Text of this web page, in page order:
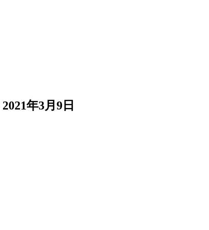
2021年3月9日